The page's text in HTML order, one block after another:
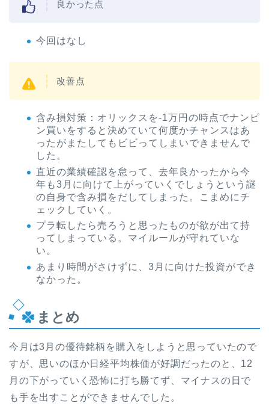
良かった点
今回はなし
改善点
含み損対策：オリックスを-1万円の時点でナンピ
ン買いをすると決めていて何度かチャンスはあ
ったがまたしてもビビってしまいできませんで
した。
直近の業績確認を怠って、去年良かったから今
年も3月に向けて上がっていくでしょうという謎
の自身で含み損をだしてしまった。こまめにチ
ェックしていく。
プラ転したら売ろうと思ったものが欲が出て持
ってしまっている。マイルールが守れていな
い。
あまり時間がさけずに、3月に向けた投資ができ
なかった。
まとめ
今月は3月の優待銘柄を購入をしようと思っていたので
すが、思いのほか日経平均株価が好調だったのと、12
月の下がっていく恐怖に打ち勝てず、マイナスの日で
も手を出すことができませんでした。